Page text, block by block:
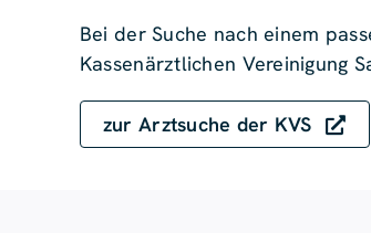
Bei der Suche nach einem
Kassenärztlichen Vereinigung
zur Arztsuche der KVS